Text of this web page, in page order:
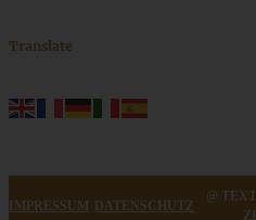
Translate
IMPRESSUM DATENSCHUTZ
@